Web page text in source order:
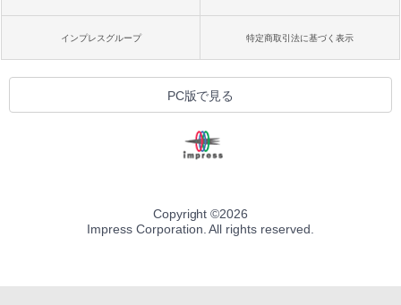
インプレスグループ 特定商取引法に基づく表示
PC版で見る
Copyright ©2026
Impress Corporation. All rights reserved.